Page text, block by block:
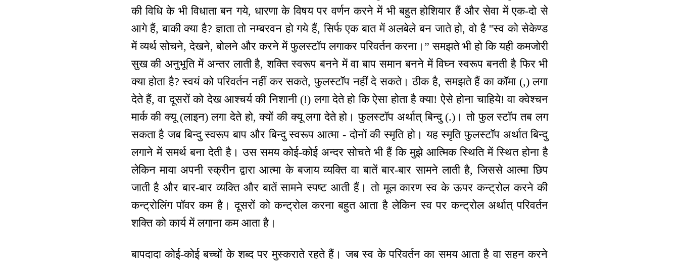
की विधि के भी विधाता बन गये, धारणा के विषय पर वर्णन करने में भी बहुत होशियार हैं और सेवा में एक-दो से
आगे हैं, बाकी क्या है? ज्ञाता तो नम्बरवन हो गये हैं, सिर्फ एक बात में अलबेले बन जाते हो, वो है ''स्व को सेकेण्ड
में व्यर्थ सोचने, देखने, बोलने और करने में फुलस्टॉप लगाकर परिवर्तन करना।” समझते भी हो कि यही कमजोरी
सुख की अनुभूति में अन्तर लाती है, शक्ति स्वरूप बनने में वा बाप समान बनने में विघ्न स्वरूप बनती है फिर भी
क्या होता है? स्वयं को परिवर्तन नहीं कर सकते, फुलस्टॉप नहीं दे सकते। ठीक है, समझते हैं का कॉमा (,) लगा
देते हैं, वा दूसरों को देख आश्चर्य की निशानी (!) लगा देते हो कि ऐसा होता है क्या! ऐसे होना चाहिये! वा क्वेश्चन
मार्क की क्यू (लाइन) लगा देते हो, क्यों की क्यू लगा देते हो। फुलस्टॉप अर्थात् बिन्दु (.)। तो फुल स्टॉप तब लग
सकता है जब बिन्दु स्वरूप बाप और बिन्दु स्वरूप आत्मा - दोनों की स्मृति हो। यह स्मृति फुलस्टॉप अर्थात बिन्दु
लगाने में समर्थ बना देती है। उस समय कोई-कोई अन्दर सोचते भी हैं कि मुझे आत्मिक स्थिति में स्थित होना है
लेकिन माया अपनी स्‍क्रीन द्वारा आत्मा के बजाय व्यक्ति वा बातें बार-बार सामने लाती है, जिससे आत्मा छिप
जाती है और बार-बार व्यक्ति और बातें सामने स्पष्ट आती हैं। तो मूल कारण स्व के ऊपर कन्ट्रोल करने की
कन्ट्रोलिंग पॉवर कम है। दूसरों को कन्ट्रोल करना बहुत आता है लेकिन स्व पर कन्ट्रोल अर्थात् परिवर्तन
शक्ति को कार्य में लगाना कम आता है।
बापदादा कोई-कोई बच्चों के शब्द पर मुस्कराते रहते हैं। जब स्व के परिवर्तन का समय आता है वा सहन करने